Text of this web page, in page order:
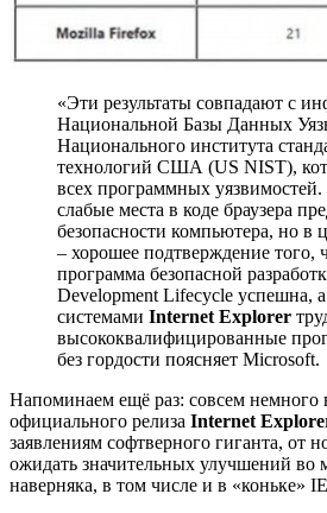
«Эти результаты совпадают с
Национальной Базы Данных
Национального института
технологий США (US NIST),
всех программных
слабые места в коде браузера
безопасности компьютера, но в
– хорошее подтверждение того,
программа безопасной
Development Lifecycle успешна,
системами Internet Explorer
высококвалифицированные
без гордости поясняет Microsoft.
Напоминаем ещё раз: совсем немного
официального релиза Internet
заявлениям софтверного гиганта, от
ожидать значительных улучшений во
наверняка, в том числе и в «коньке»